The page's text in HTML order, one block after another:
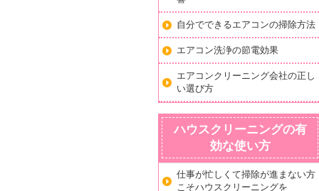
自分でできるエアコンの掃除方法
エアコン洗浄の節電効果
エアコンクリーニング会社の正し
い選び方
ハウスクリーニングの有
効な使い方
仕事が忙しくて掃除が進まない方
こそハウスクリーニングを